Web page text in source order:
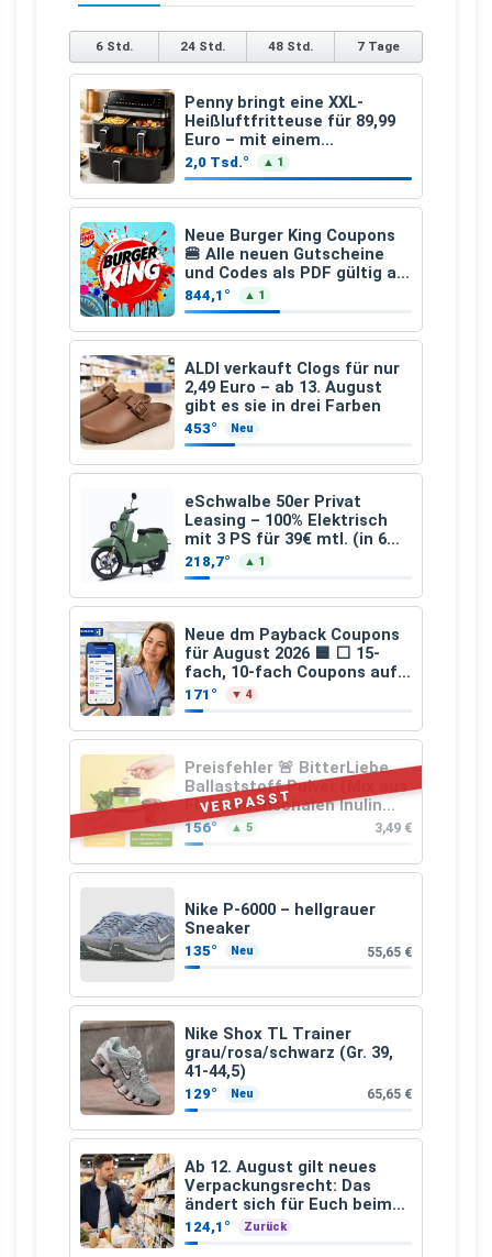
6 Std. 24 Std. 48 Std. 7 Tage
Penny bringt eine XXL-
Heißluftfritteuse für 89,99
Euro – mit einem
besonderen Vorteil
2,0 Tsd.° ▲ 1
Neue Burger King Coupons
🍔 Alle neuen Gutscheine
und Codes als PDF gültig ab
25.07.2026 bis 04.09.2026
844,1° ▲ 1
ALDI verkauft Clogs für nur
2,49 Euro – ab 13. August
gibt es sie in drei Farben
453° Neu
eSchwalbe 50er Privat
Leasing – 100% Elektrisch
mit 3 PS für 39€ mtl. (in 6
schicken Farben LF: 0.43, 36
Monate, Bereitstellung:
159,00 €, 2.500 km/Jahr)
218,7° ▲ 1
Neue dm Payback Coupons
für August 2026 🟦 ⬜ 15-
fach, 10-fach Coupons auf
den gesamten Einkauf ab 2
€
171° ▼ 4
VERPASST
Preisfehler 🚨 BitterLiebe
Ballaststoff Pulver (Mix aus
Flohsamenschalen Inulin
(Präbiotika) Leinsamen &
Apfelfaser)
156° ▲ 5 3,49 €
Nike P-6000 – hellgrauer
Sneaker
135° Neu 55,65 €
Nike Shox TL Trainer
grau/rosa/schwarz (Gr. 39,
41-44,5)
129° Neu 65,65 €
Ab 12. August gilt neues
Verpackungsrecht: Das
ändert sich für Euch beim
Einkauf
124,1° Zurück